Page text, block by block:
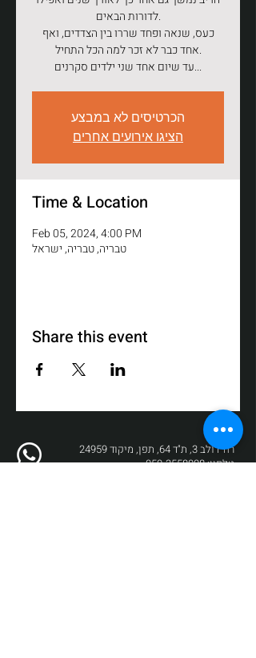
לדורות הבאים.
כעס, שנאה ופחד שררו בין הצדדים, ואף
אחד כבר לא זכר למה הכל התחיל.
עד שיום אחד שני ילדים סקרנים...
הכרטיסים לא במבצע
הציגו אירועים אחרים
Time & Location
Feb 05, 2024, 4:00 PM
טבריה, טבריה, ישראל
Share this event
רח' דולב 3, ת"ד 64, תפן, מיקוד 24959
טלפון:050-3558008